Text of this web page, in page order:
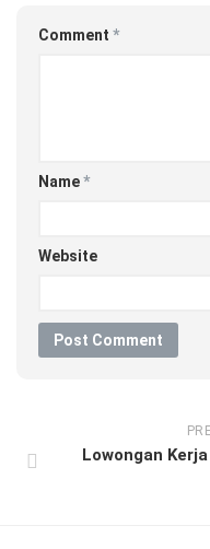
Comment *
Name*
Website
Lowongan